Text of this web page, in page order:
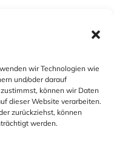
wir Technologien wie
und/oder darauf
können wir Daten
dieser Website verarbeiten.
zurückziehst, können
werden.